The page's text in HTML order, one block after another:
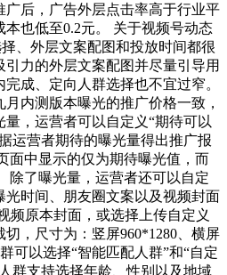
后，广告外层点击率高于行业平
也低至0.2元。 关于视频号动态
、外层文案配图和投放时间都很
力的外层文案配图并尽量引导用
成、定向人群选择也不宜过窄。
内测版本曝光的推广价格一致，
量，运营者可以自定义“期待可以
运营者期待的曝光量得出推广报
面中显示的仅为期待曝光值，而
除了曝光量，运营者还可以自定
光时间、朋友圈文案以及视频封面
频原本封面，或选择上传自定义
，尺寸为：竖屏960*1280、横屏
可以选择“智能匹配人群”和“自定
群支持选择年龄、性别以及地域